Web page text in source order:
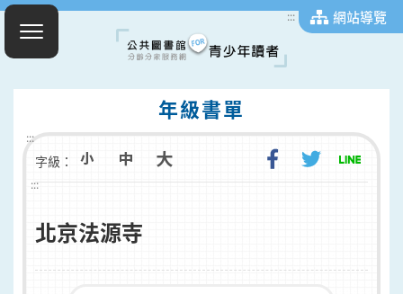
::: 網站導覽
年級書單
:::
字級：
:::
北京法源寺